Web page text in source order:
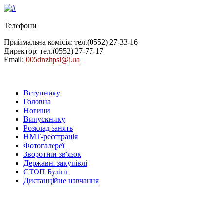
Телефони
Приймальна комісія: тел.(0552) 27-33-16
Директор: тел.(0552) 27-77-17
Email: 005dnzhpsl@i.ua
Вступнику
Головна
Новини
Випускнику
Розклад занять
НМТ-реєстрація
Фотогалереї
Зворотній зв'язок
Державні закупівлі
СТОП Булінг
Дистанційне навчання